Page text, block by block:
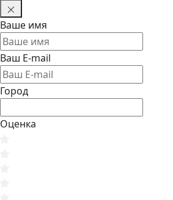
Ваше имя
Ваш E-mail
Город
Оценка